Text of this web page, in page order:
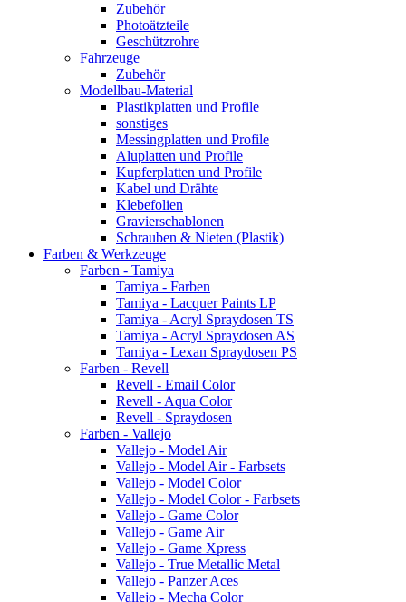
Zubehör
Photoätzteile
Geschützrohre
Fahrzeuge
Zubehör
Modellbau-Material
Plastikplatten und Profile
sonstiges
Messingplatten und Profile
Aluplatten und Profile
Kupferplatten und Profile
Kabel und Drähte
Klebefolien
Gravierschablonen
Schrauben & Nieten (Plastik)
Farben & Werkzeuge
Farben - Tamiya
Tamiya - Farben
Tamiya - Lacquer Paints LP
Tamiya - Acryl Spraydosen TS
Tamiya - Acryl Spraydosen AS
Tamiya - Lexan Spraydosen PS
Farben - Revell
Revell - Email Color
Revell - Aqua Color
Revell - Spraydosen
Farben - Vallejo
Vallejo - Model Air
Vallejo - Model Air - Farbsets
Vallejo - Model Color
Vallejo - Model Color - Farbsets
Vallejo - Game Color
Vallejo - Game Air
Vallejo - Game Xpress
Vallejo - True Metallic Metal
Vallejo - Panzer Aces
Vallejo - Mecha Color